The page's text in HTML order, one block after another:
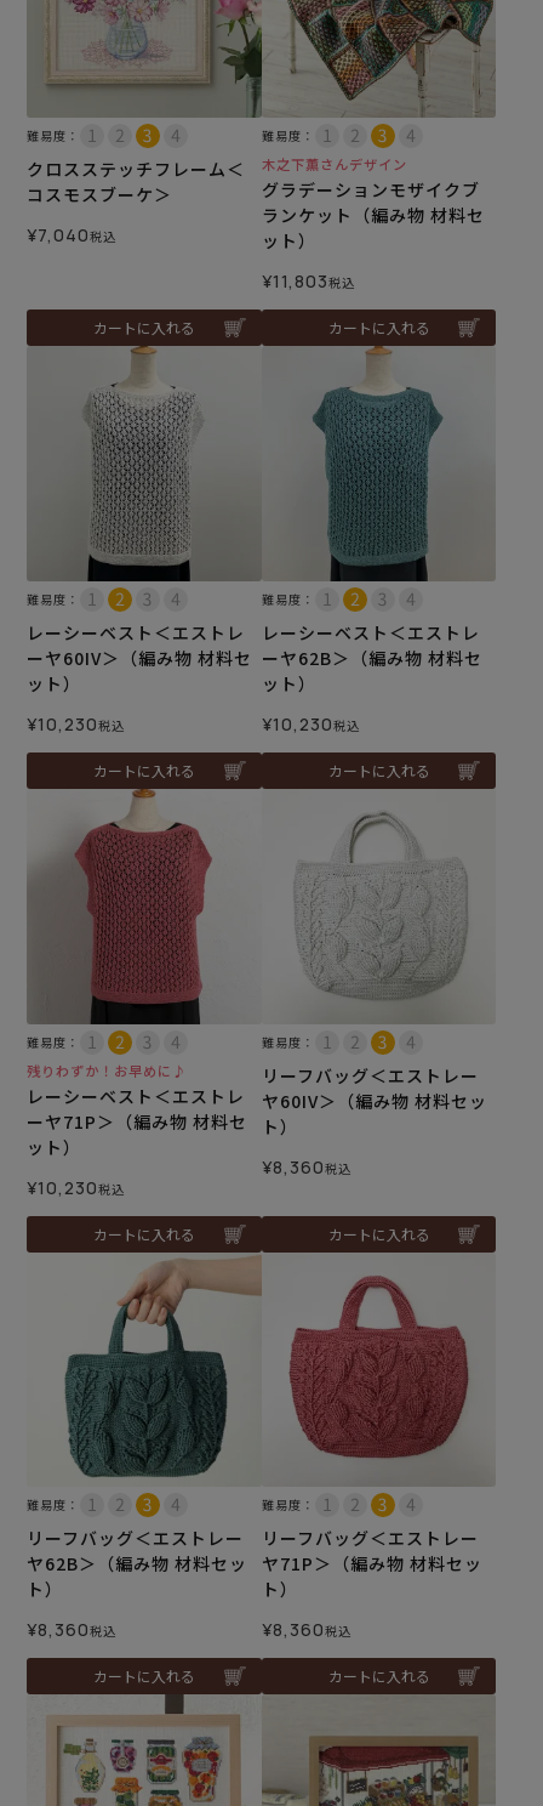
難易度：
クロスステッチフレーム＜
コスモスブーケ＞
¥7,040税込
カートに入れる
難易度：
木之下薫さんデザイン
グラデーションモザイクブ
ランケット（編み物 材料セ
ット）
¥11,803税込
カートに入れる
難易度：
レーシーベスト＜エストレ
ーヤ60IV＞（編み物 材料セ
ット）
¥10,230税込
カートに入れる
難易度：
レーシーベスト＜エストレ
ーヤ62B＞（編み物 材料セ
ット）
¥10,230税込
カートに入れる
難易度：
残りわずか！お早めに♪
レーシーベスト＜エストレ
ーヤ71P＞（編み物 材料セ
ット）
¥10,230税込
カートに入れる
難易度：
リーフバッグ＜エストレー
ヤ60IV＞（編み物 材料セッ
ト）
¥8,360税込
カートに入れる
難易度：
リーフバッグ＜エストレー
ヤ62B＞（編み物 材料セッ
ト）
¥8,360税込
カートに入れる
難易度：
リーフバッグ＜エストレー
ヤ71P＞（編み物 材料セッ
ト）
¥8,360税込
カートに入れる